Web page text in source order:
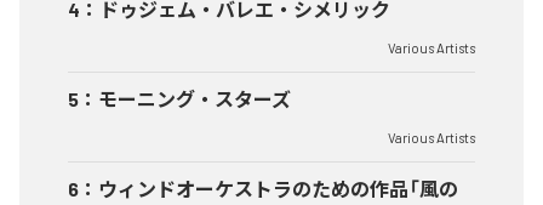
4 ： ドゥジェム・バレエ・シメリック
Various Artists
5 ： モーニング・スターズ
Various Artists
6 ： ウィンドオーケストラのための作品「風の